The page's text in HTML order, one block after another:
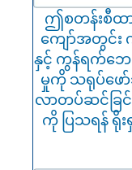
ဤစတန်းစီထ
ကျော်အတွင်း
နှင့် ကွန်ရက်ဘေလ်
မှုကို သရုပ်ဖေ
လာတပ်ဆင်ခြ
ကို ပြသရန် ရို